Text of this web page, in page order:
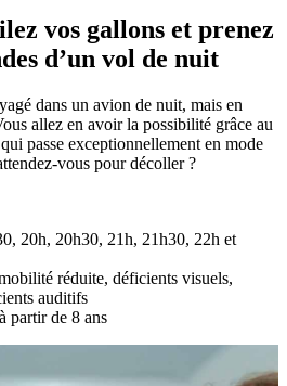
vos gallons et prenez
d’un vol de nuit
dans un avion de nuit, mais en
allez en avoir la possibilité grâce au
passe exceptionnellement en mode
vous pour décoller ?
20h, 20h30, 21h, 21h30, 22h et
réduite, déficients visuels,
auditifs
à partir de 8 ans